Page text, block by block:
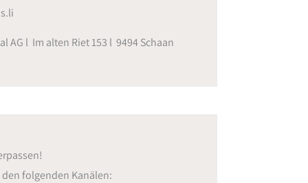
AG l Im alten Riet 153 l 9494 Schaan
folgenden Kanälen: